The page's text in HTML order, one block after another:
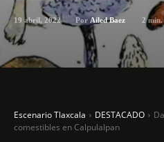
19 abril, 2022 Por Ailed Baez 2min.
Escenario Tlaxcala DESTACADO
comestibles en Calpulalpan